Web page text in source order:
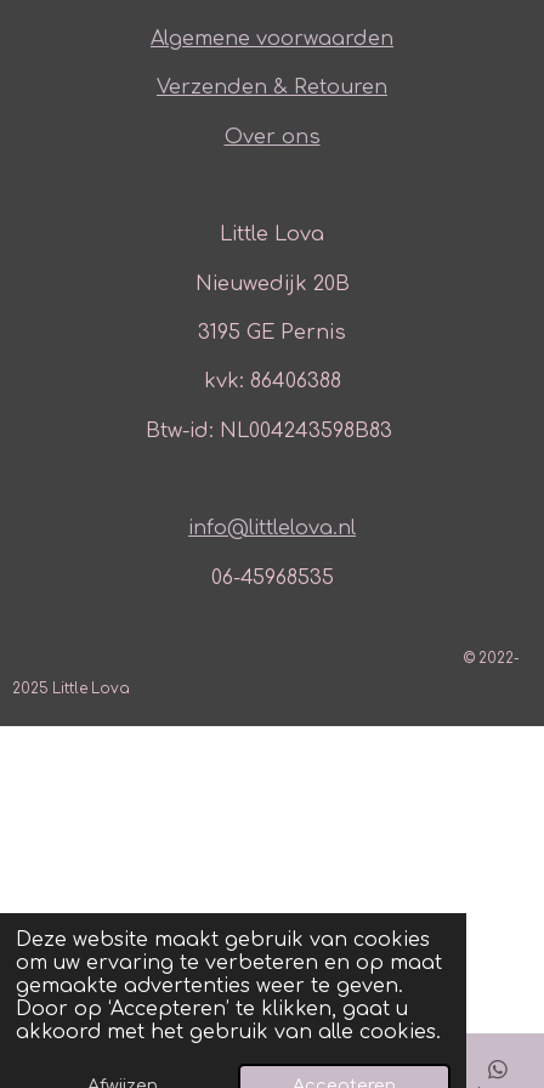
Deze website maakt gebruik van cookies
om uw ervaring te verbeteren en op maat
gemaakte advertenties weer te geven.
Door op ‘Accepteren’ te klikken, gaat u
akkoord met het gebruik van alle cookies.
Algemene voorwaarden
Verzenden & Retouren
Over ons
Little Lova
Nieuwedijk 20B
3195 GE Pernis
kvk: 86406388
Btw-id: NL004243598B83
info@littlelova.nl
06-45968535
© 2022-
2025 Little Lova